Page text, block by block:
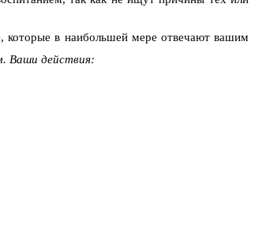
которые в наибольшей мере отвечают вашим
Ваши действия: